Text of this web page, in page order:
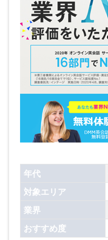
年代
対象エリア
業界
おすすめ度